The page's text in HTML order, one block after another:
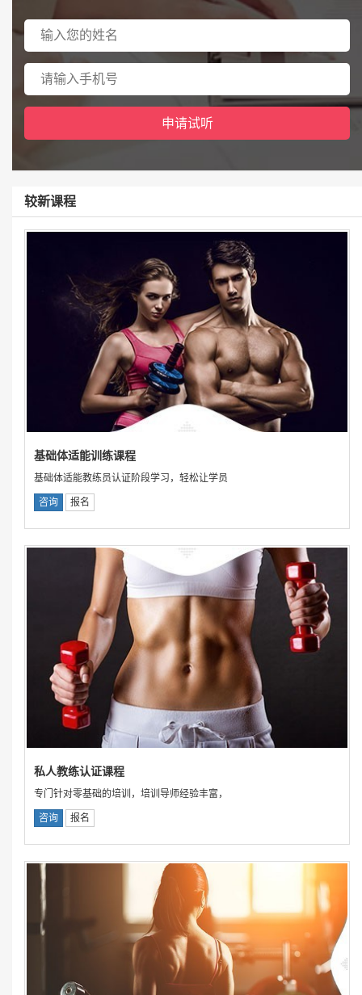
较新课程
基础体适能训练课程
基础体适能教练员认证阶段学习，轻松让学员
咨询 报名
私人教练认证课程
专门针对零基础的培训，培训导师经验丰富，
咨询 报名